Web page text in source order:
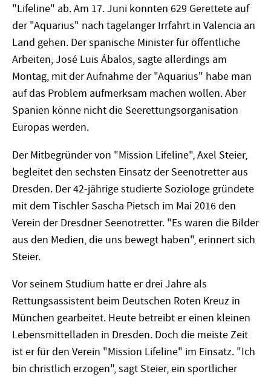
"Lifeline" ab. Am 17. Juni konnten 629 Gerettete auf
der "Aquarius" nach tagelanger Irrfahrt in Valencia an
Land gehen. Der spanische Minister für öffentliche
Arbeiten, José Luis Ábalos, sagte allerdings am
Montag, mit der Aufnahme der "Aquarius" habe man
auf das Problem aufmerksam machen wollen. Aber
Spanien könne nicht die Seerettungsorganisation
Europas werden.
Der Mitbegründer von "Mission Lifeline", Axel Steier,
begleitet den sechsten Einsatz der Seenotretter aus
Dresden. Der 42-jährige studierte Soziologe gründete
mit dem Tischler Sascha Pietsch im Mai 2016 den
Verein der Dresdner Seenotretter. "Es waren die Bilder
aus den Medien, die uns bewegt haben", erinnert sich
Steier.
Vor seinem Studium hatte er drei Jahre als
Rettungsassistent beim Deutschen Roten Kreuz in
München gearbeitet. Heute betreibt er einen kleinen
Lebensmittelladen in Dresden. Doch die meiste Zeit
ist er für den Verein "Mission Lifeline" im Einsatz. "Ich
bin christlich erzogen", sagt Steier, ein sportlicher